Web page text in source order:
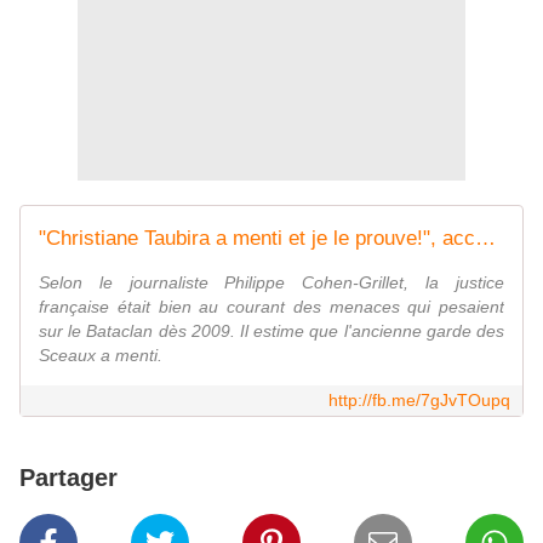
"Christiane Taubira a menti et je le prouve!", accuse Philippe Cohen-Grillet
Selon le journaliste Philippe Cohen-Grillet, la justice
française était bien au courant des menaces qui pesaient
sur le Bataclan dès 2009. Il estime que l'ancienne garde des
Sceaux a menti.
http://fb.me/7gJvTOupq
Partager